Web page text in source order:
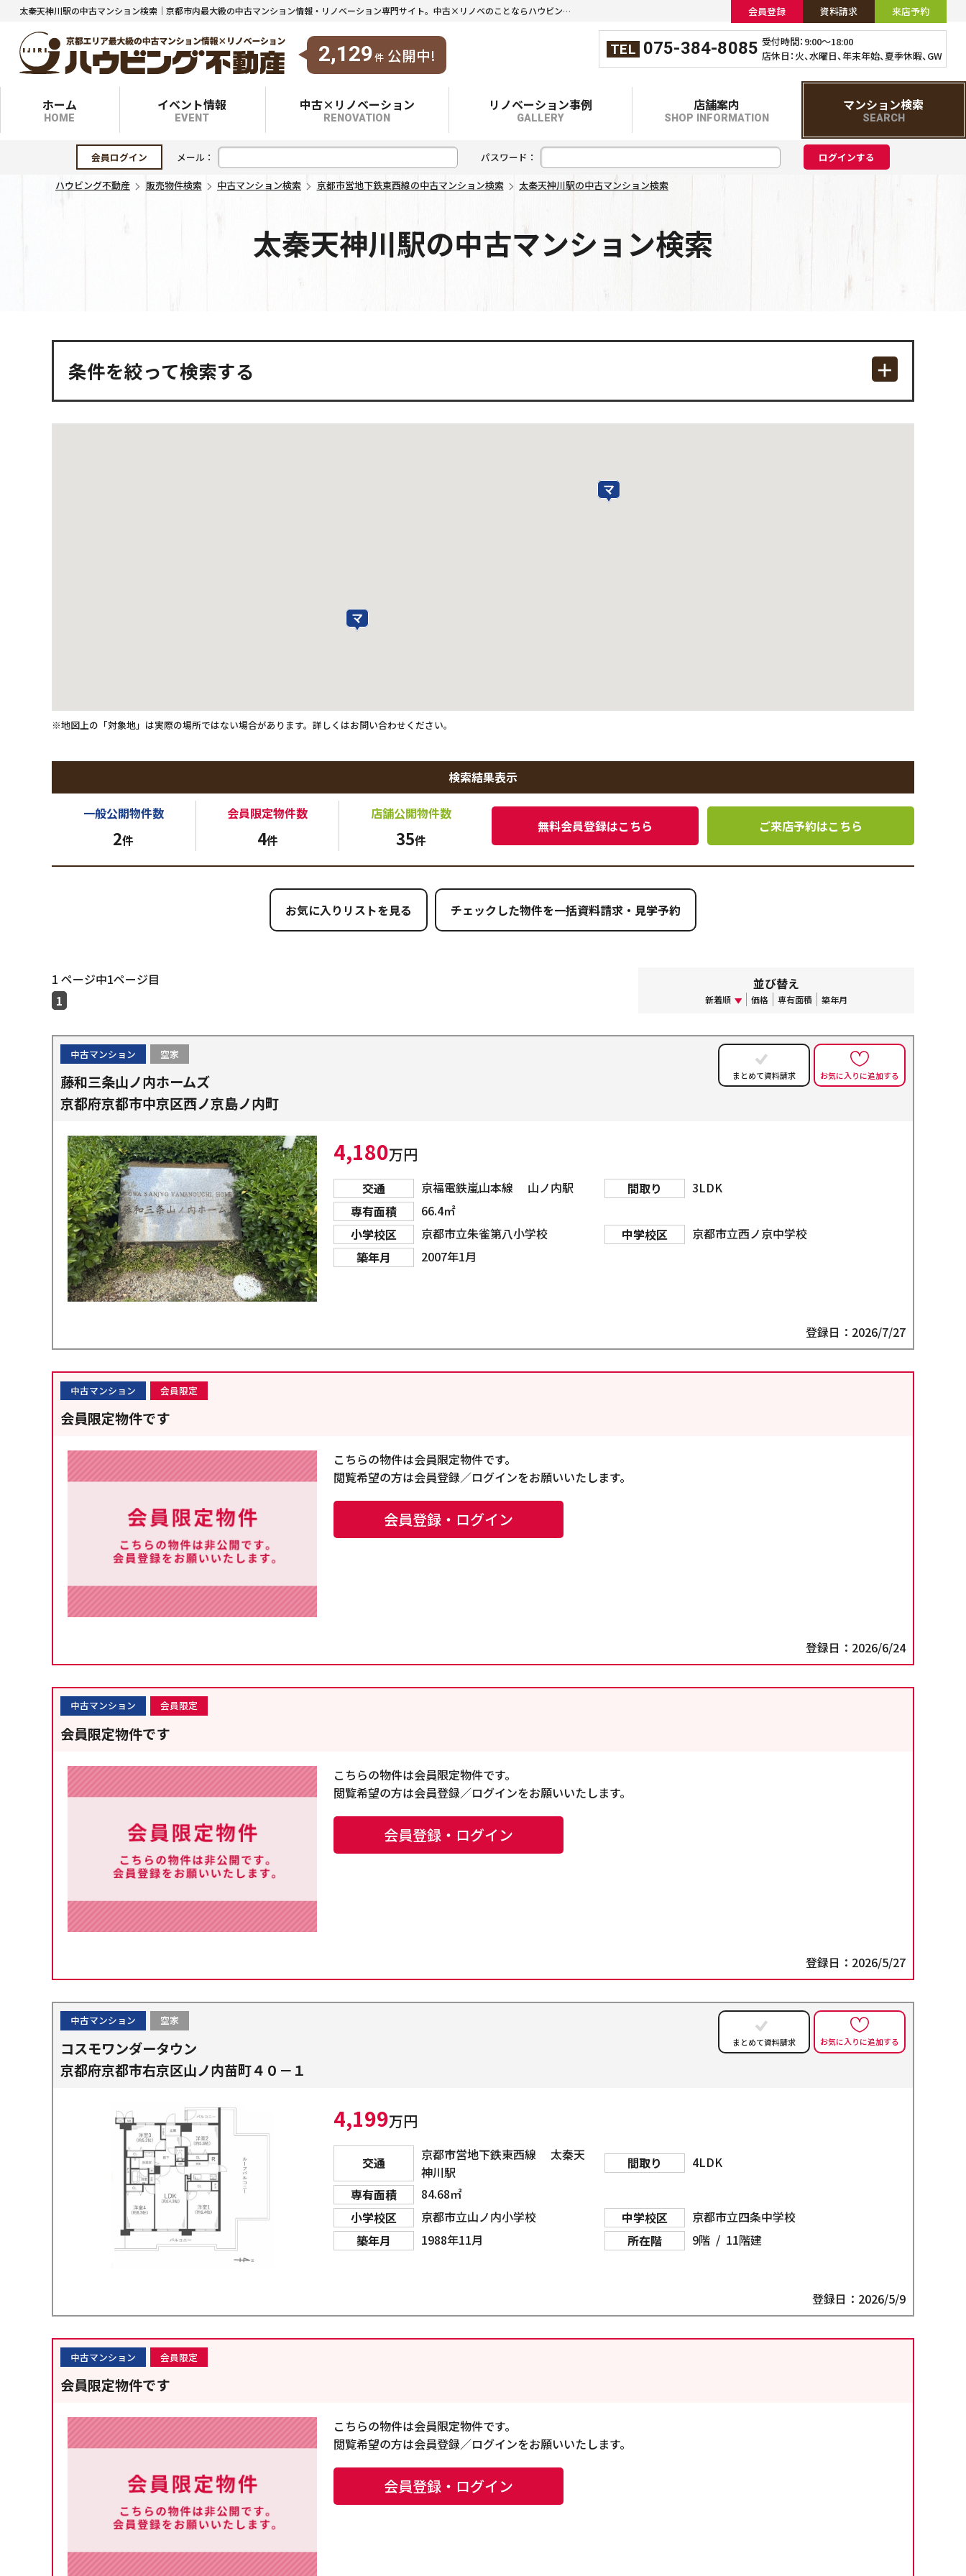
太秦天神川駅の中古マンション検索｜京都市内最大級の中古マンション情報・リノベーション専門サイト。中古×リノベのことならハウビング不動産におまかせください。
2,129件 公開中!
会員登録 資料請求 来店予約
TEL 075-384-8085 受付時間：9:00～18:00
店休日：火、水曜日、年末年始、夏季休暇、GW
ホーム
HOME
イベント情報
EVENT
中古×リノベーション
RENOVATION
リノベーション事例
GALLERY
店舗案内
SHOP INFORMATION
マンション検索
SEARCH
会員ログイン メール： パスワード：
ハウビング不動産 販売物件検索 中古マンション検索 京都市営地下鉄東西線の中古マンション検索 太秦天神川駅の中古マンション検索
太秦天神川駅の中古マンション検索
条件を絞って検索する
※地図上の「対象地」は実際の場所ではない場合があります。詳しくはお問い合わせください。
検索結果表示
一般公開物件数
2件
会員限定物件数
4件
店舗公開物件数
35件
無料会員登録はこちら ご来店予約はこちら
お気に入りリストを見る
1 ページ中1ページ目
1
並び替え
新着順 価格 専有面積 築年月
中古マンション 空家
藤和三条山ノ内ホームズ
京都府京都市中京区西ノ京島ノ内町
まとめて資料請求 お気に入りに追加する
4,180万円
交通 京福電鉄嵐山本線 山ノ内駅 間取り
3LDK
専有面積
66.4㎡
小学校区
京都市立朱雀第八小学校 中学校区
京都市立西ノ京中学校
築年月
2007年1月
登録日：2026/7/27
中古マンション 会員限定
会員限定物件です
こちらの物件は会員限定物件です。
閲覧希望の方は会員登録／ログインをお願いいたします。
会員登録・ログイン
登録日：2026/6/24
中古マンション 会員限定
会員限定物件です
こちらの物件は会員限定物件です。
閲覧希望の方は会員登録／ログインをお願いいたします。
会員登録・ログイン
登録日：2026/5/27
中古マンション 空家
コスモワンダータウン
京都府京都市右京区山ノ内苗町４０－１
まとめて資料請求 お気に入りに追加する
4,199万円
交通
京都市営地下鉄東西線 太秦天
神川駅
間取り
4LDK
専有面積
84.68㎡
小学校区
京都市立山ノ内小学校 中学校区
京都市立四条中学校
築年月
1988年11月 所在階 9階 / 11階建
登録日：2026/5/9
中古マンション 会員限定
会員限定物件です
こちらの物件は会員限定物件です。
閲覧希望の方は会員登録／ログインをお願いいたします。
会員登録・ログイン